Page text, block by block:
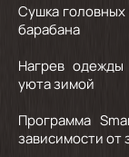
Сушка
барабана
Нагрев
уюта зимой
Программа
зависимости от